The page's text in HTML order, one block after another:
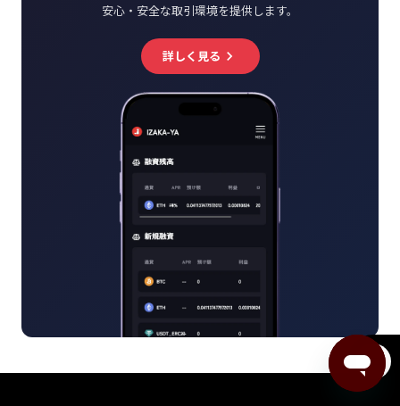
安心・安全な取引環境を提供します。
詳しく見る keyboard_arrow_right
menu